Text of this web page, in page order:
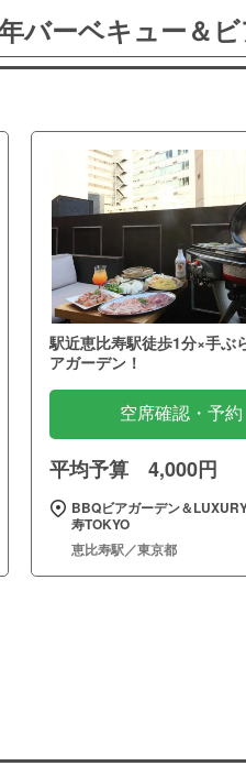
バーベキュー＆
駅近恵比寿駅徒歩1分×手ぶ
アガーデン！
空席確認・予約
平均予算 4,000円
BBQビアガーデン＆
寿TOKYO
恵比寿駅／東京都